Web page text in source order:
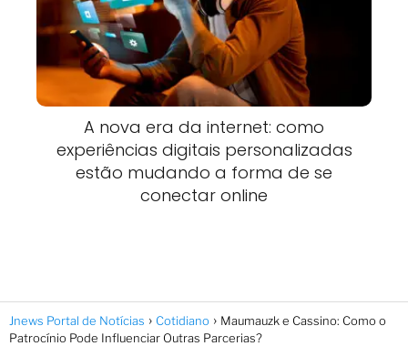
A nova era da internet: como
experiências digitais personalizadas
estão mudando a forma de se
conectar online
Jnews Portal de Notícias Cotidiano
Maumauzk e Cassino: Como o
Patrocínio Pode Influenciar Outras Parcerias?